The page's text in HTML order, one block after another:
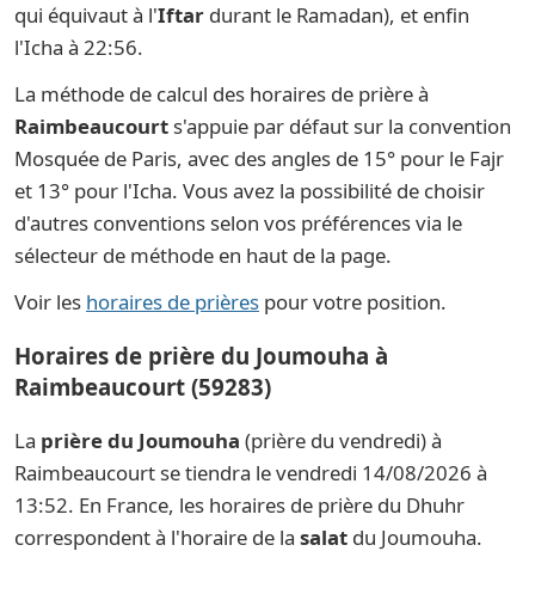
qui équivaut à l'Iftar durant le Ramadan), et enfin
l'Icha à 22:56.
La méthode de calcul des horaires de prière à
Raimbeaucourt s'appuie par défaut sur la convention
Mosquée de Paris, avec des angles de 15° pour le Fajr
et 13° pour l'Icha. Vous avez la possibilité de choisir
d'autres conventions selon vos préférences via le
sélecteur de méthode en haut de la page.
Voir les horaires de prières pour votre position.
Horaires de prière du Joumouha à
Raimbeaucourt (59283)
La prière du Joumouha (prière du vendredi) à
Raimbeaucourt se tiendra le vendredi 14/08/2026 à
13:52. En France, les horaires de prière du Dhuhr
correspondent à l'horaire de la salat du Joumouha.